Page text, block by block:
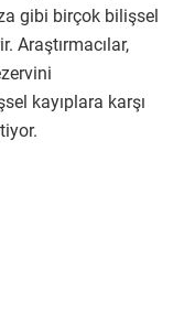
gibi birçok bilişsel
Araştırmacılar,
kayıplara karşı